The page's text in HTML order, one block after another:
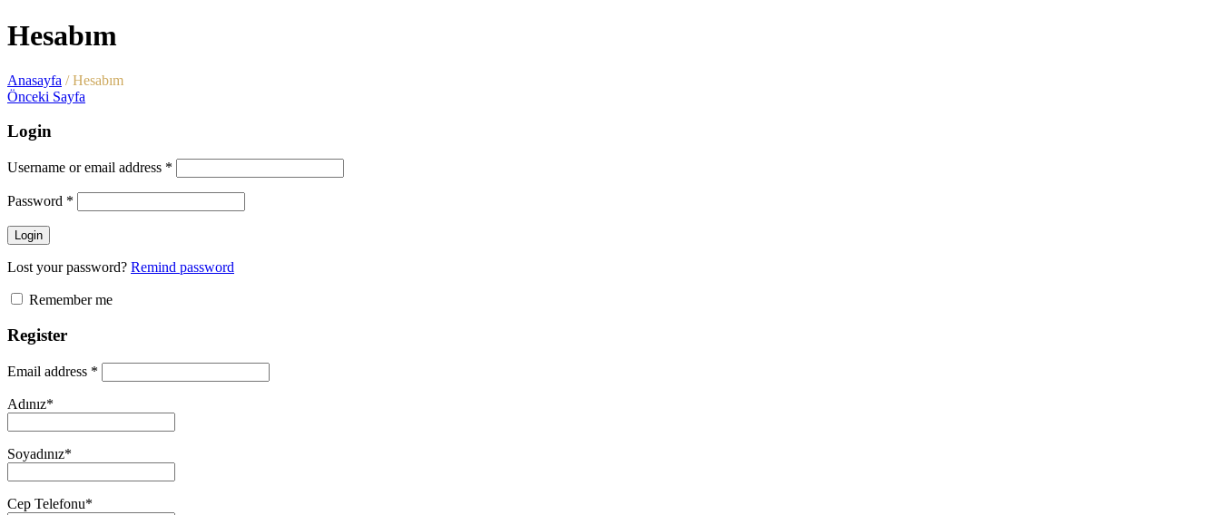
Hesabım
Anasayfa / Hesabım
Önceki Sayfa
Login
Username or email address *
Password *
Login
Lost your password? Remind password
Remember me
Register
Email address *
Adınız*
Soyadınız*
Cep Telefonu*